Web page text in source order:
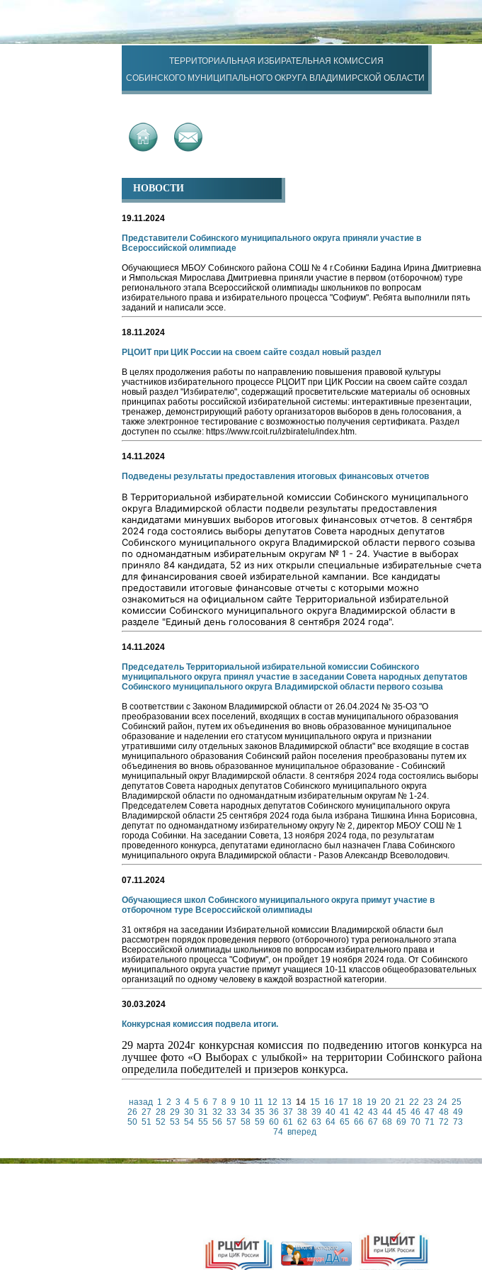
ТЕРРИТОРИАЛЬНАЯ ИЗБИРАТЕЛЬНАЯ КОМИССИЯ
СОБИНСКОГО МУНИЦИПАЛЬНОГО ОКРУГА ВЛАДИМИРСКОЙ ОБЛАСТИ
НОВОСТИ
19.11.2024
Представители Собинского муниципального округа приняли участие в
Всероссийской олимпиаде
Обучающиеся МБОУ Собинского района СОШ № 4 г.Собинки Бадина Ирина Дмитриевна
и Ямпольская Мирослава Дмитриевна приняли участие в первом (отборочном) туре
регионального этапа Всероссийской олимпиады школьников по вопросам
избирательного права и избирательного процесса "Софиум". Ребята выполнили пять
заданий и написали эссе.
18.11.2024
РЦОИТ при ЦИК России на своем сайте создал новый раздел
В целях продолжения работы по направлению повышения правовой культуры
участников избирательного процессе РЦОИТ при ЦИК России на своем сайте создал
новый раздел "Избирателю", содержащий просветительские материалы об основных
принципах работы российской избирательной системы: интерактивные презентации,
тренажер, демонстрирующий работу организаторов выборов в день голосования, а
также электронное тестирование с возможностью получения сертификата. Раздел
доступен по ссылке: https://www.rcoit.ru/izbiratelu/index.htm.
14.11.2024
Подведены результаты предоставления итоговых финансовых отчетов
В Территориальной избирательной комиссии Собинского муниципального
округа Владимирской области подвели результаты предоставления
кандидатами минувших выборов итоговых финансовых отчетов. 8 сентября
2024 года состоялись выборы депутатов Совета народных депутатов
Собинского муниципального округа Владимирской области первого созыва
по одномандатным избирательным округам № 1 - 24. Участие в выборах
приняло 84 кандидата, 52 из них открыли специальные избирательные счета
для финансирования своей избирательной кампании. Все кандидаты
предоставили итоговые финансовые отчеты с которыми можно
ознакомиться на официальном сайте Территориальной избирательной
комиссии Собинского муниципального округа Владимирской области в
разделе "Единый день голосования 8 сентября 2024 года".
14.11.2024
Председатель Территориальной избирательной комиссии Собинского
муниципального округа принял участие в заседании Совета народных депутатов
Собинского муниципального округа Владимирской области первого созыва
В соответствии с Законом Владимирской области от 26.04.2024 № 35-ОЗ "О
преобразовании всех поселений, входящих в состав муниципального образования
Собинский район, путем их объединения во вновь образованное муниципальное
образование и наделении его статусом муниципального округа и признании
утратившими силу отдельных законов Владимирской области" все входящие в состав
муниципального образования Собинский район поселения преобразованы путем их
объединения во вновь образованное муниципальное образование - Собинский
муниципальный округ Владимирской области. 8 сентября 2024 года состоялись выборы
депутатов Совета народных депутатов Собинского муниципального округа
Владимирской области по одномандатным избирательным округам № 1-24.
Председателем Совета народных депутатов Собинского муниципального округа
Владимирской области 25 сентября 2024 года была избрана Тишкина Инна Борисовна,
депутат по одномандатному избирательному округу № 2, директор МБОУ СОШ № 1
города Собинки. На заседании Совета, 13 ноября 2024 года, по результатам
проведенного конкурса, депутатами единогласно был назначен Глава Собинского
муниципального округа Владимирской области - Разов Александр Всеволодович.
07.11.2024
Обучающиеся школ Собинского муниципального округа примут участие в
отборочном туре Всероссийской олимпиады
31 октября на заседании Избирательной комиссии Владимирской области был
рассмотрен порядок проведения первого (отборочного) тура регионального этапа
Всероссийской олимпиады школьников по вопросам избирательного права и
избирательного процесса "Софиум", он пройдет 19 ноября 2024 года. От Собинского
муниципального округа участие примут учащиеся 10-11 классов общеобразовательных
организаций по одному человеку в каждой возрастной категории.
30.03.2024
Конкурсная комиссия подвела итоги.
29 марта 2024г конкурсная комиссия по подведению итогов конкурса на
лучшее фото «О Выборах с улыбкой» на территории Собинского района
определила победителей и призеров конкурса.
назад 1 2 3 4 5 6 7 8 9 10 11 12 13 14 15 16 17 18 19 20 21 22 23 24 25
26 27 28 29 30 31 32 33 34 35 36 37 38 39 40 41 42 43 44 45 46 47 48 49
50 51 52 53 54 55 56 57 58 59 60 61 62 63 64 65 66 67 68 69 70 71 72 73
74 вперед